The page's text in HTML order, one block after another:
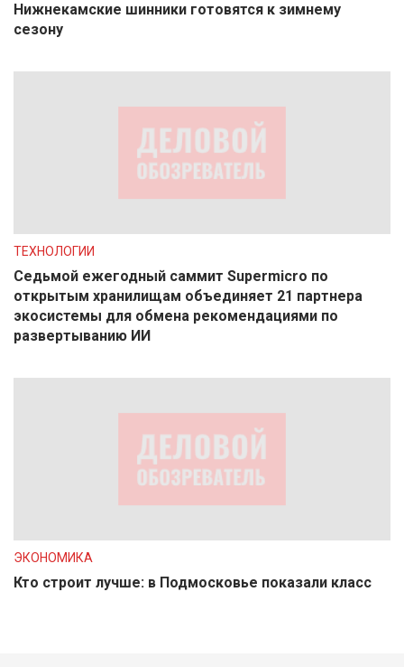
Нижнекамские шинники готовятся к зимнему
сезону
ТЕХНОЛОГИИ
Седьмой ежегодный саммит Supermicro по
открытым хранилищам объединяет 21 партнера
экосистемы для обмена рекомендациями по
развертыванию ИИ
ЭКОНОМИКА
Кто строит лучше: в Подмосковье показали класс